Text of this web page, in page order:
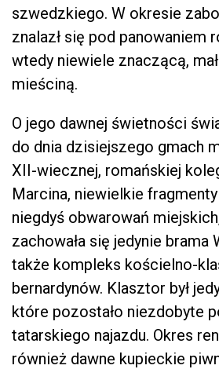
szwedzkiego. W okresie
znalazł się pod panowaniem
wtedy niewiele znaczącą,
mieściną.
O jego dawnej świetności
do dnia dzisiejszego gmach
XII-wiecznej, romańskiej
Marcina, niewielkie
niegdyś obwarowań
zachowała się jedynie brama
także kompleks kościelno-
bernardynów. Klasztor był
które pozostało niezdobyte
tatarskiego najazdu. Okres
również dawne kupieckie